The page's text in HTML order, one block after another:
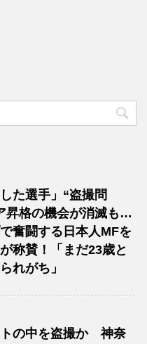
た選手」“盗撮問
昇格の機会が消滅も…
奮闘する日本人MFを
称賛！「まだ23歳と
れがち」
の中を盗撮か 神奈